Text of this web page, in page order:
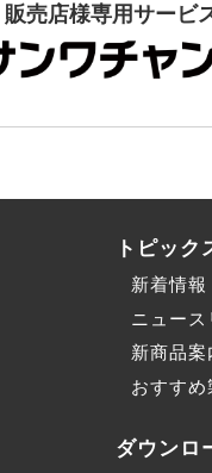
販売店様専用サービ
トピック
新着情
ニュース
新商品案
おすすめ
ダウンロ